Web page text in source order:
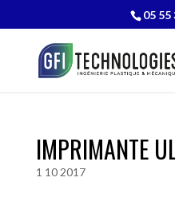
05 55
IMPRIMANTE
1 10 2017